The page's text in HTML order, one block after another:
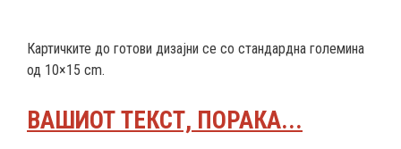
Картичките до готови дизајни се со стандардна големина
од 10×15 cm.
ВАШИОТ ТЕКСТ, ПОРАКА...